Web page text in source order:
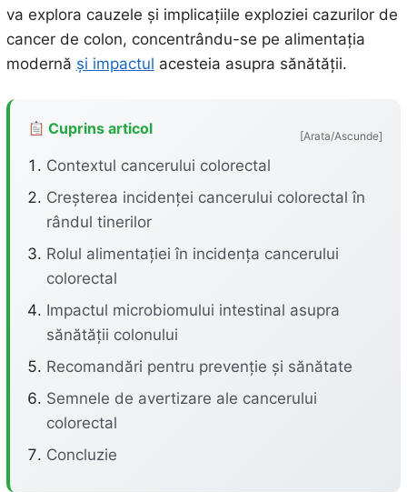
va explora cauzele și implicațiile exploziei cazurilor de
cancer de colon, concentrându-se pe alimentația
modernă și impactul acesteia asupra sănătății.
Cuprins articol [Arata/Ascunde]
Contextul cancerului colorectal
Creșterea incidenței cancerului colorectal în
rândul tinerilor
Rolul alimentației în incidența cancerului
colorectal
Impactul microbiomului intestinal asupra
sănătății colonului
Recomandări pentru prevenție și sănătate
Semnele de avertizare ale cancerului
colorectal
Concluzie